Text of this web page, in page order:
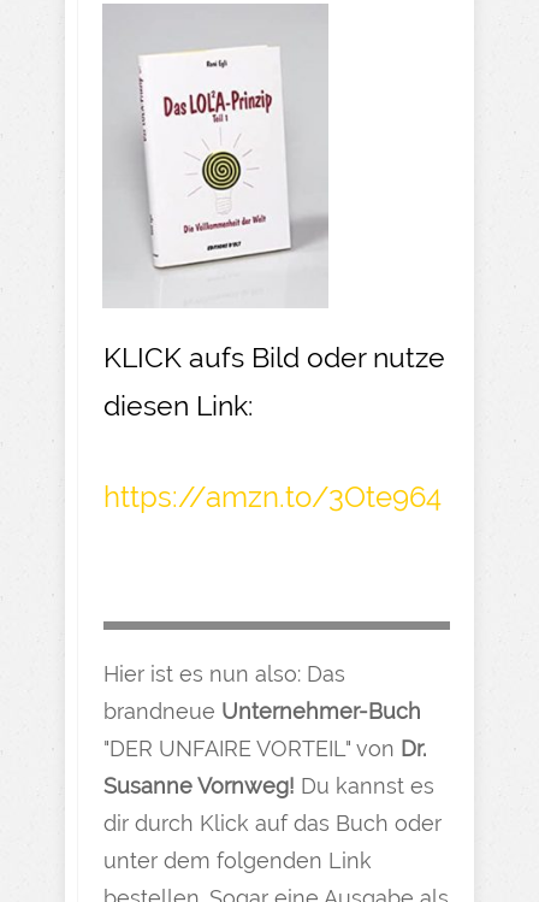
KLICK aufs Bild oder nutze
diesen Link:
https://amzn.to/3Ote964
Hier ist es nun also: Das
brandneue Unternehmer-Buch
"DER UNFAIRE VORTEIL" von Dr.
Susanne Vornweg! Du kannst es
dir durch Klick auf das Buch oder
unter dem folgenden Link